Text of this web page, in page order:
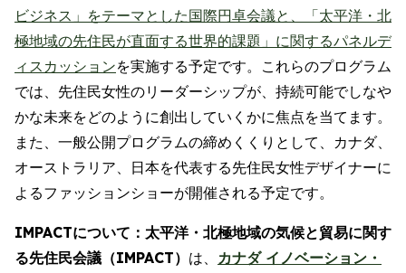
ビジネス」をテーマとした国際円卓会議と、「太平洋・北
極地域の先住民が直面する世界的課題」に関するパネルデ
ィスカッションを実施する予定です。これらのプログラム
では、先住民女性のリーダーシップが、持続可能でしなや
かな未来をどのように創出していくかに焦点を当てます。
また、一般公開プログラムの締めくくりとして、カナダ、
オーストラリア、日本を代表する先住民女性デザイナーに
よるファッションショーが開催される予定です。
IMPACTについて：太平洋・北極地域の気候と貿易に関す
る先住民会議（IMPACT） は、 カナダ イノベーション・